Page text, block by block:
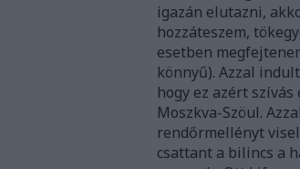
igazán elutazni,
hozzáteszem,
esetben
könnyű). Azzal
hogy ez azért
Moszkva-Szöul.
rendőrmellényt
csattant a bilincs a